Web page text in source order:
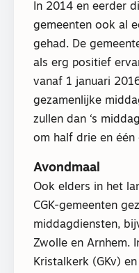
In 2014 en eerder
gemeenten ook al
gehad. De
als erg positief
vanaf 1 januari
gezamenlijke
zullen dan ‘s
om half drie en één
Avondmaal
Ook elders in het
CGK-gemeenten
middagdiensten,
Zwolle en Arnhem.
Kristalkerk (GKv)